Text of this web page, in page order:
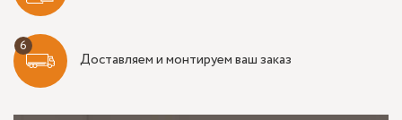
Доставляем и монтируем ваш заказ